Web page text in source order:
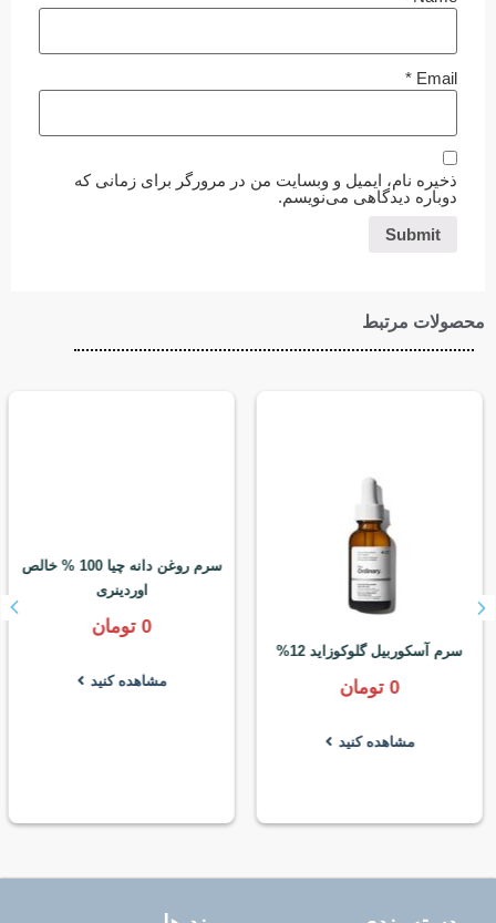
Email
*
ذخیره نام، ایمیل و وبسایت من در مرورگر برای زمانی که
دوباره دیدگاهی می‌نویسم.
محصولات مرتبط
سرم آسکوربیل گلوکوزاید 12%
0 تومان
مشاهده کنید